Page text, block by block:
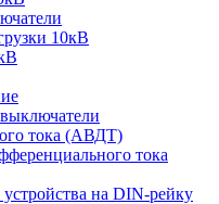
10кВ
тока (АВДТ)
тока
на DIN-рейку